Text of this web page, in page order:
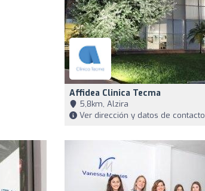
Affidea Clinica Tecma
5,8km, Alzira
Ver dirección y datos de contacto